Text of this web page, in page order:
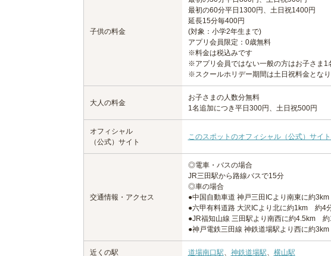
子供の料金
最初の60分平日1300円、土日祝1400円
延長15分毎400円
(対象：小学2年生まで)
アプリ会員限定：0歳無料
※料金は税込みです
※アプリ会員ではない一般の方はお子さま1
※スクールホリデー期間は土日祝料金とな
大人の料金
お子さまの人数分無料
1名追加につき平日300円、土日祝500円
オフィシャル
（公式）サイト
このスポットのオフィシャル（公式）サイ
交通情報・アクセス
◎電車・バスの場合
JR三田駅から路線バスで15分
◎車の場合
●中国自動車道 神戸三田ICより南東に約
●六甲有料道路 大沢ICより北に約1km 約4
●JR福知山線 三田駅より南西に約4.5km 約
●神戸電鉄三田線 神鉄道場駅より西に約
近くの駅 道場南口駅、 神鉄道場駅、 横山駅